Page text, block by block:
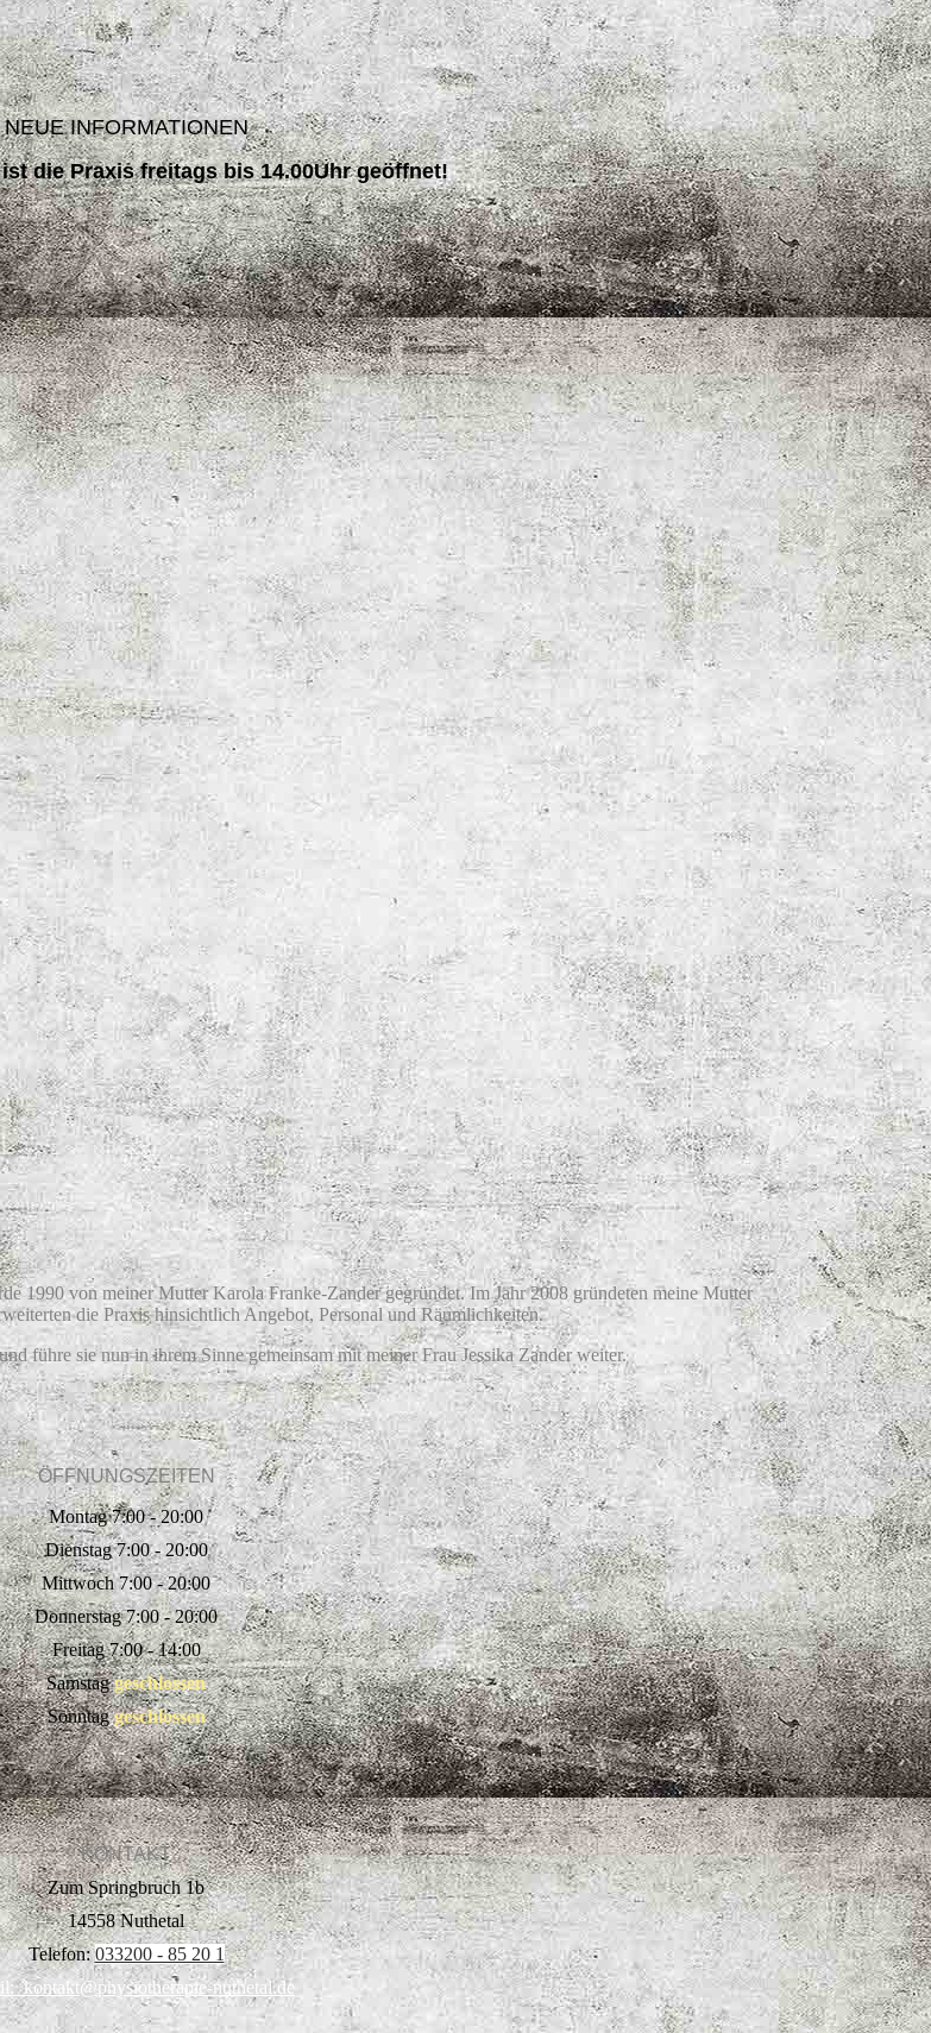
NEUE INFORMATIONEN
ist die Praxis freitags bis 14.00Uhr geöffnet!
1990 von meiner Mutter Karola Franke-Zander gegründet. Im Jahr 2008 gründeten meine Mutter
die Praxis hinsichtlich Angebot, Personal und Räumlichkeiten.
führe sie nun in ihrem Sinne gemeinsam mit meiner Frau Jessika Zander weiter.
ÖFFNUNGSZEITEN
Montag 7:00 - 20:00
Dienstag 7:00 - 20:00
Mittwoch 7:00 - 20:00
Donnerstag 7:00 - 20:00
Freitag 7:00 - 14:00
Samstaggeschlossen
Sonntaggeschlossen
KONTAKT
Zum Springbruch 1b
14558 Nuthetal
Telefon:033200 - 85 20 1
kontakt@physiotherapie-nuthetal.de